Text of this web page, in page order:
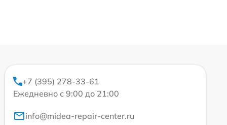
+7 (395) 278-33-61
Ежедневно с 9:00 до 21:00
info@midea-repair-center.ru